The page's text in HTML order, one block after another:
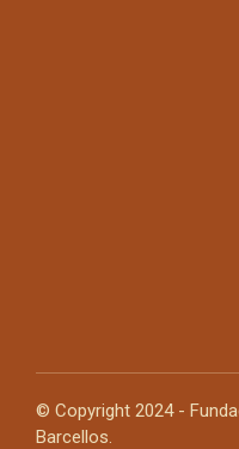
© Copyright 2024 -
Barcellos.